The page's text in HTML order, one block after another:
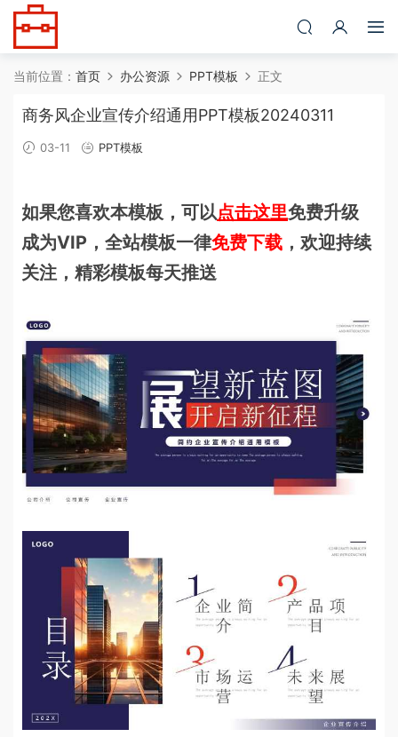
当前位置： 首页 办公资源 PPT模板 正文
商务风企业宣传介绍通用PPT模板20240311
03-11 PPT模板
如果您喜欢本模板，可以点击这里免费升级
成为VIP，全站模板一律免费下载 ，欢迎持续
关注，精彩模板每天推送